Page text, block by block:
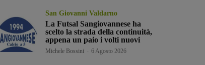
San Giovanni Valdarno
La Futsal Sangiovannese ha
scelto la strada della continuità,
appena un paio i volti nuovi
Michele Bossini 6 Agosto 2026